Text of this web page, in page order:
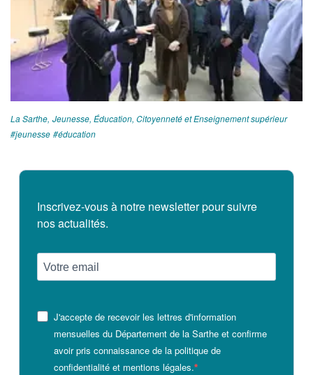
La Sarthe Jeunesse, Éducation, Citoyenneté et Enseignement supérieur
jeunesse
éducation
Inscrivez-vous à notre newsletter pour suivre
nos actualités.
J'accepte de recevoir les lettres d'information
mensuelles du Département de la Sarthe et confirme
avoir pris connaissance de la politique de
confidentialité et mentions légales.